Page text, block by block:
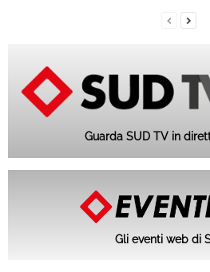
Guarda SUD TV in
Gli eventi web di